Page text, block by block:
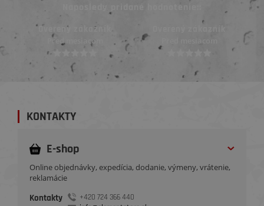
Naposledy pridané hodnotenie::
Overený zákazník
Pred mesiacom
Overený zákazník
KONTAKTY
E-shop
Online objednávky, expedícia, dodanie, výmeny, vrátenie,
reklamácie
Kontakty
+420 724 366 440